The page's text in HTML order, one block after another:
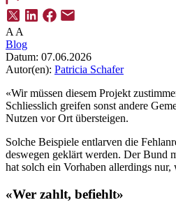
A A
Blog
Datum: 07.06.2026
Autor(en): Patricia Schafer
«Wir müssen diesem Projekt
Schliesslich greifen sonst andere
Nutzen vor Ort übersteigen.
Solche Beispiele entlarven die
deswegen geklärt werden. Der Bund
hat solch ein Vorhaben allerdings
«Wer zahlt, befiehlt»